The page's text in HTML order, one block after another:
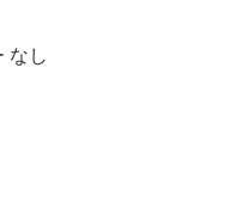
なし